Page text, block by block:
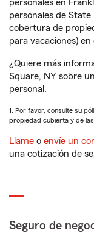
personales en
personales de
cobertura de
para vacaciones)
¿Quiere más
Square, NY sobre
personal.
1. Por favor, consulte su
propiedad cubierta y de
Llame o envíe un
una cotización de
Seguro de